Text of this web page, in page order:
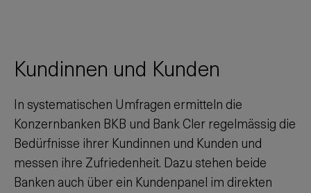
Kundinnen und Kunden
In systematischen Umfragen ermitteln die
Konzernbanken BKB und Bank Cler regelmässig die
Bedürfnisse ihrer Kundinnen und Kunden und
messen ihre Zufriedenheit. Dazu stehen beide
Banken auch über ein Kundenpanel im direkten